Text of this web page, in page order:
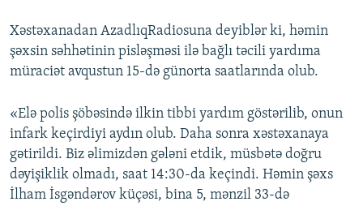
Xəstəxanadan AzadlıqRadiosuna deyiblər ki, həmin
şəxsin səhhətinin pisləşməsi ilə bağlı təcili yardıma
müraciət avqustun 15-də günorta saatlarında olub.
«Elə polis şöbəsində ilkin tibbi yardım göstərilib, onun
infark keçirdiyi aydın olub. Daha sonra xəstəxanaya
gətirildi. Biz əlimizdən gələni etdik, müsbətə doğru
dəyişiklik olmadı, saat 14:30-da keçindi. Həmin şəxs
İlham İsgəndərov küçəsi, bina 5, mənzil 33-də